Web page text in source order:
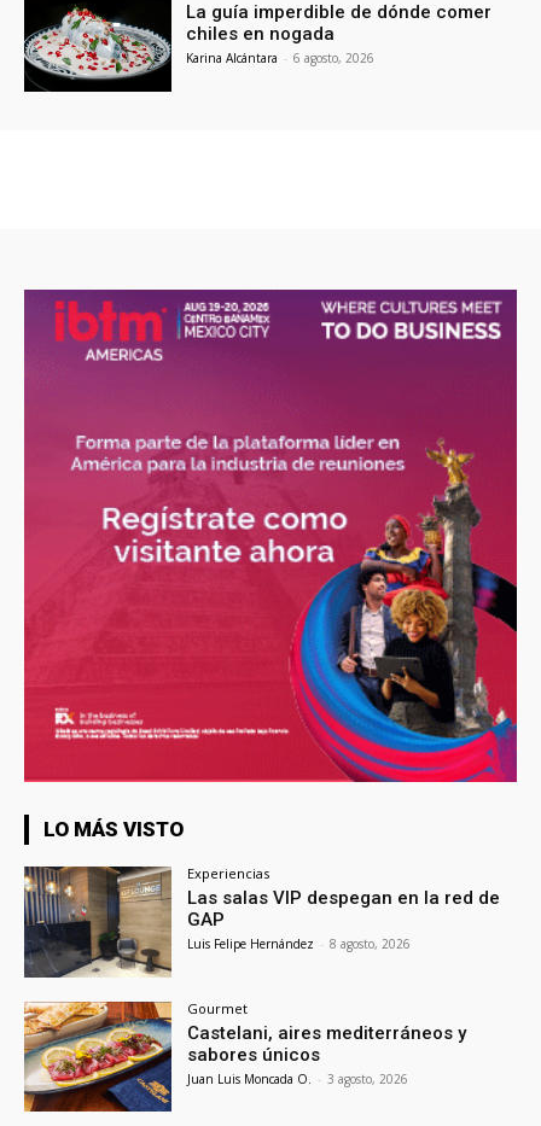
La guía imperdible de dónde comer
chiles en nogada
Karina Alcántara - 6 agosto, 2026
LO MÁS VISTO
Experiencias
Las salas VIP despegan en la red de
GAP
Luis Felipe Hernández - 8 agosto, 2026
Gourmet
Castelani, aires mediterráneos y
sabores únicos
Juan Luis Moncada O. - 3 agosto, 2026